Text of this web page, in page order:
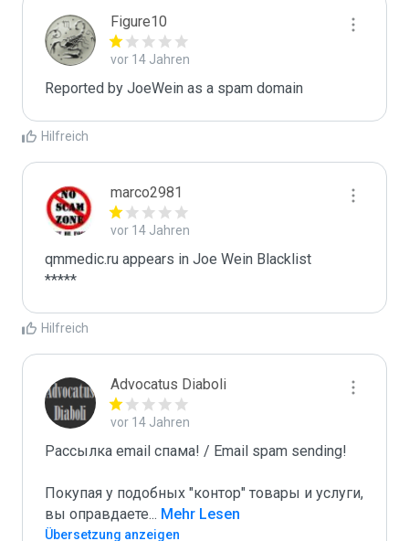
Figure10
vor 14 Jahren
Reported by JoeWein as a spam domain
Hilfreich
marco2981
vor 14 Jahren
qmmedic.ru appears in Joe Wein Blacklist
*****
Hilfreich
Advocatus Diaboli
vor 14 Jahren
Рассылка email спама! / Email spam sending!
Покупая у подобных "контор" товары и услуги,
вы оправдаете... Mehr Lesen
Übersetzung anzeigen